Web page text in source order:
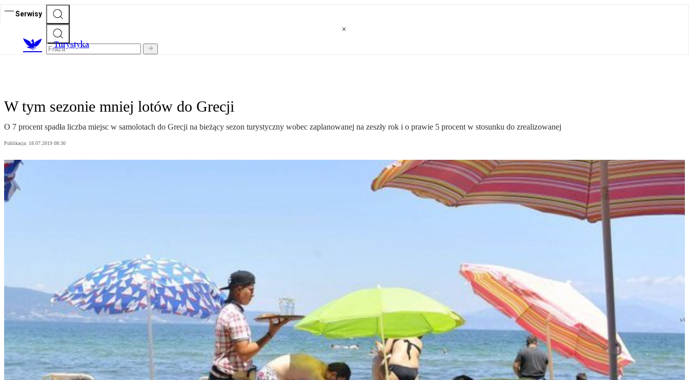
Serwisy
Turystyka
W tym sezonie mniej lotów do Grecji
O 7 procent spadła liczba miejsc w samolotach do Grecji na bieżący sezon turystyczny wobec zaplanowanej na zeszły rok i o prawie 5 procent w stosunku do zrealizowanej
Publikacja: 18.07.2019 08:30